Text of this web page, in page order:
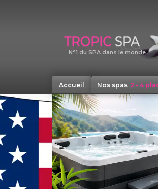
N°1 du SPA dans le monde
Accueil Nos spas 2 - 4